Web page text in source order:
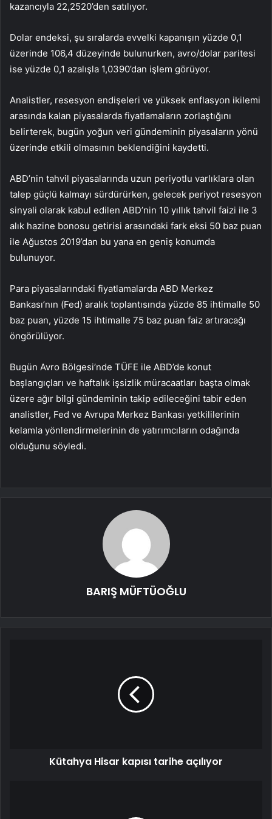
kazancıyla 22,2520’den satılıyor.
Dolar endeksi, şu sıralarda evvelki kapanışın yüzde 0,1
üzerinde 106,4 düzeyinde bulunurken, avro/dolar paritesi
ise yüzde 0,1 azalışla 1,0390’dan işlem görüyor.
Analistler, resesyon endişeleri ve yüksek enflasyon ikilemi
arasında kalan piyasalarda fiyatlamaların zorlaştığını
belirterek, bugün yoğun veri gündeminin piyasaların yönü
üzerinde etkili olmasının beklendiğini kaydetti.
ABD’nin tahvil piyasalarında uzun periyotlu varlıklara olan
talep güçlü kalmayı sürdürürken, gelecek periyot resesyon
sinyali olarak kabul edilen ABD’nin 10 yıllık tahvil faizi ile 3
alık hazine bonosu getirisi arasındaki fark eksi 50 baz puan
ile Ağustos 2019’dan bu yana en geniş konumda
bulunuyor.
Para piyasalarındaki fiyatlamalarda ABD Merkez
Bankası’nın (Fed) aralık toplantısında yüzde 85 ihtimalle 50
baz puan, yüzde 15 ihtimalle 75 baz puan faiz artıracağı
öngörülüyor.
Bugün Avro Bölgesi’nde TÜFE ile ABD’de konut
başlangıçları ve haftalık işsizlik müracaatları başta olmak
üzere ağır bilgi gündeminin takip edileceğini tabir eden
analistler, Fed ve Avrupa Merkez Bankası yetkililerinin
kelamla yönlendirmelerinin de yatırımcıların odağında
olduğunu söyledi.
BARIŞ MÜFTÜOĞLU
Kütahya Hisar kapısı tarihe açılıyor